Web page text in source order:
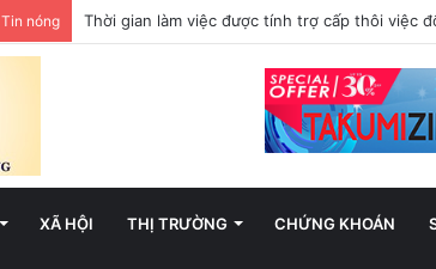
Tin nóng Việt Nam hướng tới trở thành trung tâm văn
XÃ HỘI THỊ TRƯỜNG CHỨNG KHOÁN